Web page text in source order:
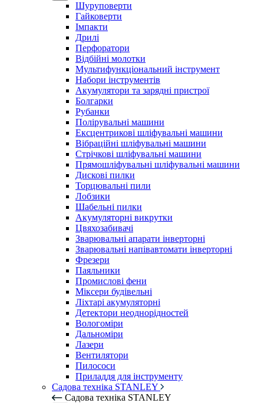
Шуруповерти
Гайковерти
Імпакти
Дрилі
Перфоратори
Відбійні молотки
Мультифункціональний інструмент
Набори інструментів
Акумулятори та зарядні пристрої
Болгарки
Рубанки
Полірувальні машини
Ексцентрикові шліфувальні машини
Вібраційні шліфувальні машини
Стрічкові шліфувальні машини
Прямошліфувальні шліфувальні машини
Дискові пилки
Торцювальні пили
Лобзики
Шабельні пилки
Акумуляторні викрутки
Цвяхозабивачі
Зварювальні апарати інверторні
Зварювальні напівавтомати інверторні
Фрезери
Паяльники
Промислові фени
Міксери будівельні
Ліхтарі акумуляторні
Детектори неоднорідностей
Вологоміри
Дальноміри
Лазери
Вентилятори
Пилососи
Приладдя для інструменту
Садова техніка STANLEY
Садова техніка STANLEY